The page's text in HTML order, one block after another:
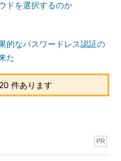
般的に、デスクトップやア
標準化すれば、スタッフが
縮小することではない。イ
れらの施策は、投入する財
に抑えながら、インフラを
スキルギャップやスタッ
ドを選択するのか
的なパスワードレス認証の
た
件あります
PR